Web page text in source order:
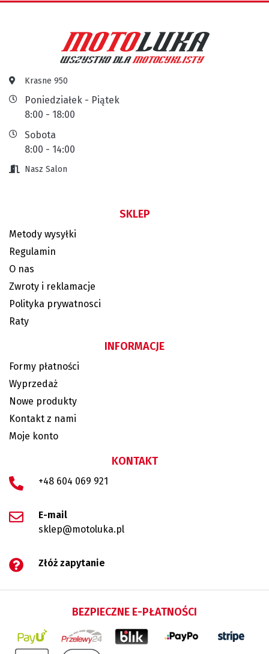
Krasne 950
Poniedziałek - Piątek
8:00 - 18:00
Sobota
8:00 - 14:00
Nasz Salon
SKLEP
Metody wysyłki
Regulamin
O nas
Zwroty i reklamacje
Polityka prywatnosci
Raty
INFORMACJE
Formy płatności
Wyprzedaż
Nowe produkty
Kontakt z nami
Moje konto
KONTAKT
+48 604 069 921
E-mail
sklep@motoluka.pl
Złóż zapytanie
BEZPIECZNE E-PŁATNOŚCI